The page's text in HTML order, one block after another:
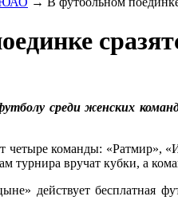
среди женских
четыре команды:
турнира вручат кубки, а
действует бесплатная